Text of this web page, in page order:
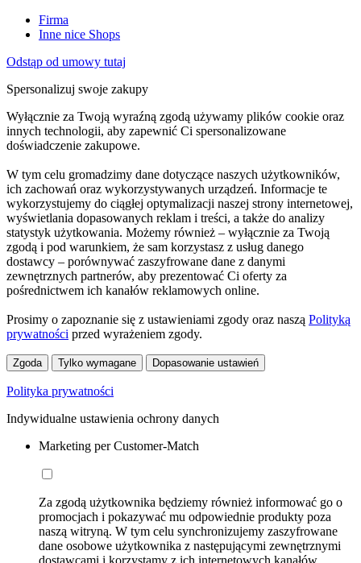
Firma
Inne nice Shops
Odstąp od umowy tutaj
Spersonalizuj swoje zakupy
Wyłącznie za Twoją wyraźną zgodą używamy plików cookie oraz
innych technologii, aby zapewnić Ci spersonalizowane
doświadczenie zakupowe.
W tym celu gromadzimy dane dotyczące naszych użytkowników,
ich zachowań oraz wykorzystywanych urządzeń. Informacje te
wykorzystujemy do ciągłej optymalizacji naszej strony internetowej,
wyświetlania dopasowanych reklam i treści, a także do analizy
statystyk użytkowania. Możemy również – wyłącznie za Twoją
zgodą i pod warunkiem, że sam korzystasz z usług danego
dostawcy – porównywać zaszyfrowane dane z danymi
zewnętrznych partnerów, aby prezentować Ci oferty za
pośrednictwem ich kanałów reklamowych online.
Prosimy o zapoznanie się z ustawieniami zgody oraz naszą Polityką
prywatności przed wyrażeniem zgody.
Zgoda Tylko wymagane Dopasowanie ustawień
Polityka prywatności
Indywidualne ustawienia ochrony danych
Marketing per Customer-Match
Za zgodą użytkownika będziemy również informować go o
promocjach i pokazywać mu odpowiednie produkty poza
naszą witryną. W tym celu synchronizujemy zaszyfrowane
dane osobowe użytkownika z następującymi zewnętrznymi
dostawcami i korzystamy z ich internetowych kanałów